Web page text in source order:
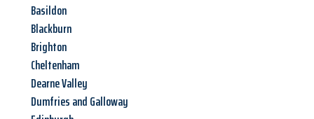
Basildon
Blackburn
Brighton
Cheltenham
Dearne Valley
Dumfries and Galloway